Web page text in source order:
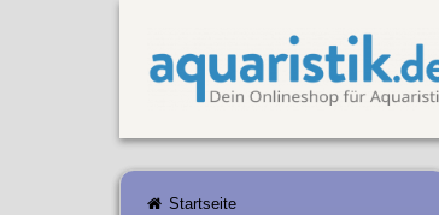
Startseite